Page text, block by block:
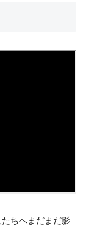
ちへまだまだ影